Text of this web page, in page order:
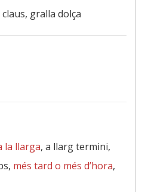
gralla dolça
la llarga, a llarg termini,
més tard o més d’hora,